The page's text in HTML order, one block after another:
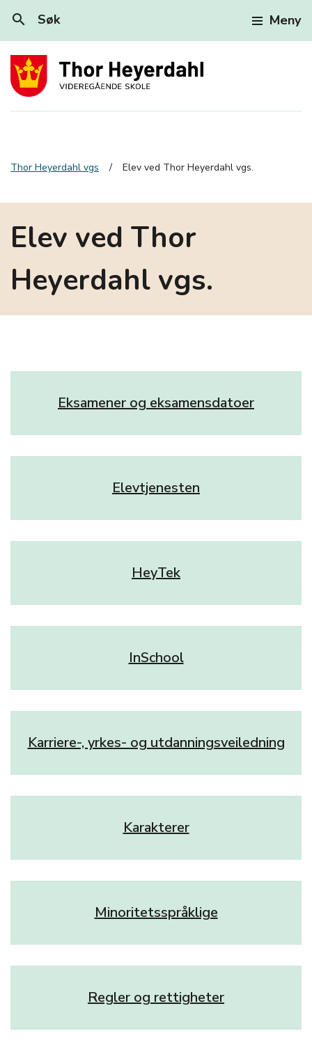
search Søk Meny
Thor Heyerdahl vgs Elev ved Thor Heyerdahl vgs.
Elev ved Thor
Heyerdahl vgs.
Eksamener og eksamensdatoer
Elevtjenesten
HeyTek
InSchool
Karriere-, yrkes- og utdanningsveiledning
Karakterer
Minoritetsspråklige
Regler og rettigheter